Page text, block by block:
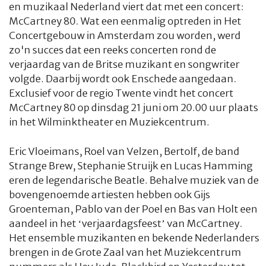
en muzikaal Nederland viert dat met een concert:
McCartney 80. Wat een eenmalig optreden in Het
Concertgebouw in Amsterdam zou worden, werd
zo'n succes dat een reeks concerten rond de
verjaardag van de Britse muzikant en songwriter
volgde. Daarbij wordt ook Enschede aangedaan.
Exclusief voor de regio Twente vindt het concert
McCartney 80op dinsdag 21 juni om 20.00 uur plaats
in het Wilminktheater en Muziekcentrum.
Eric Vloeimans, Roel van Velzen, Bertolf, de band
Strange Brew, Stephanie Struijk en Lucas Hamming
eren de legendarische Beatle. Behalve muziek van de
bovengenoemde artiesten hebben ook Gijs
Groenteman, Pablo van der Poel en Bas van Holt een
aandeel in het ‘verjaardagsfeest’ van McCartney.
Het ensemble muzikanten en bekende Nederlanders
brengen in de Grote Zaal van het Muziekcentrum